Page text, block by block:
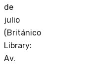
de
julio
(Británico
Library:
Av.